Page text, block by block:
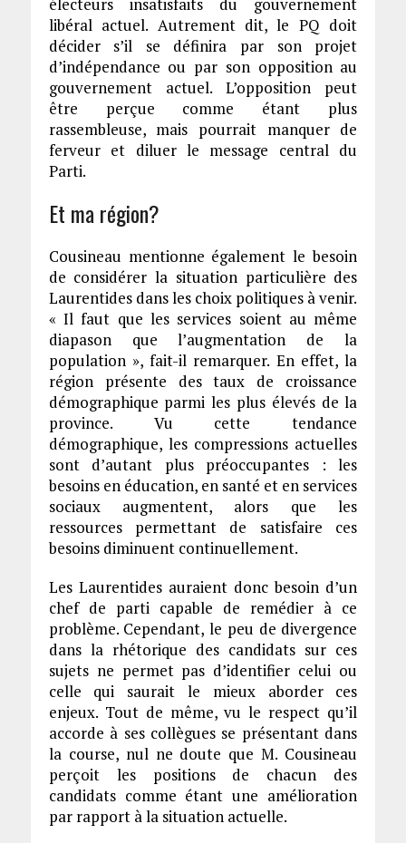
libéral actuel. Autrement dit, le PQ doit
décider s’il se définira par son projet
d’indépendance ou par son opposition au
gouvernement actuel. L’opposition peut
être perçue comme étant plus
rassembleuse, mais pourrait manquer de
ferveur et diluer le message central du
Parti.
Et ma région?
Cousineau mentionne également le besoin
de considérer la situation particulière des
Laurentides dans les choix politiques à venir.
« Il faut que les services soient au même
diapason que l’augmentation de la
population », fait-il remarquer. En effet, la
région présente des taux de croissance
démographique parmi les plus élevés de la
province. Vu cette tendance
démographique, les compressions actuelles
sont d’autant plus préoccupantes : les
besoins en éducation, en santé et en services
sociaux augmentent, alors que les
ressources permettant de satisfaire ces
besoins diminuent continuellement.
Les Laurentides auraient donc besoin d’un
chef de parti capable de remédier à ce
problème. Cependant, le peu de divergence
dans la rhétorique des candidats sur ces
sujets ne permet pas d’identifier celui ou
celle qui saurait le mieux aborder ces
enjeux. Tout de même, vu le respect qu’il
accorde à ses collègues se présentant dans
la course, nul ne doute que M. Cousineau
perçoit les positions de chacun des
candidats comme étant une amélioration
par rapport à la situation actuelle.